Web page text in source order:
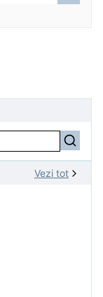
Vezi tot